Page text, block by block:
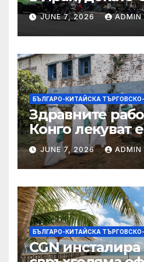
дронове,
JUNE 7, 2026 ADMIN
БЪЛГАРО-КИТАЙСКА
Здравните
Конго лекуват
заплащане,
търси ресурси
JUNE 7, 2026 ADMIN
БЪЛГАРО-КИТАЙСКА
CGN инсталира